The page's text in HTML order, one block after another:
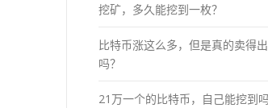
挖矿，多久能挖到一枚？
比特币涨这么多，但是真的卖得
吗？
21万一个的比特币，自己能挖到吗